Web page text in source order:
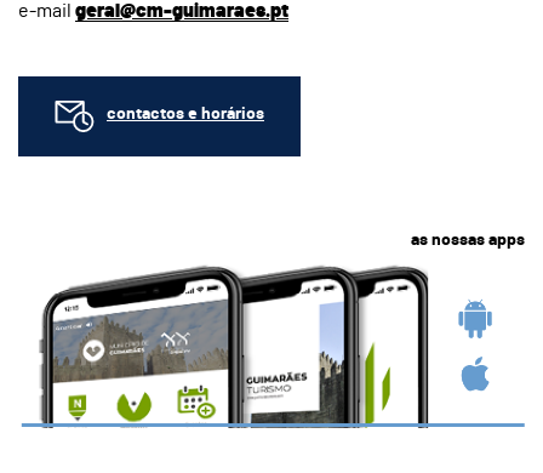
e-mail geral@cm-guimaraes.pt
contactos e horários
as nossas apps